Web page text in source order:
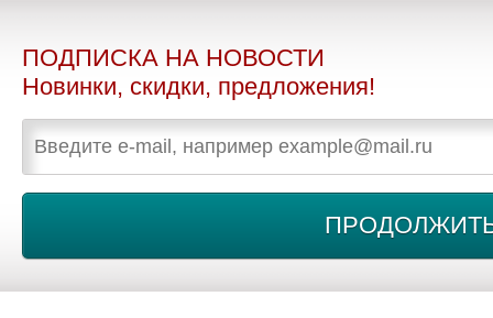
ПОДПИСКА НА НОВОСТИ
Новинки, скидки, предложения!